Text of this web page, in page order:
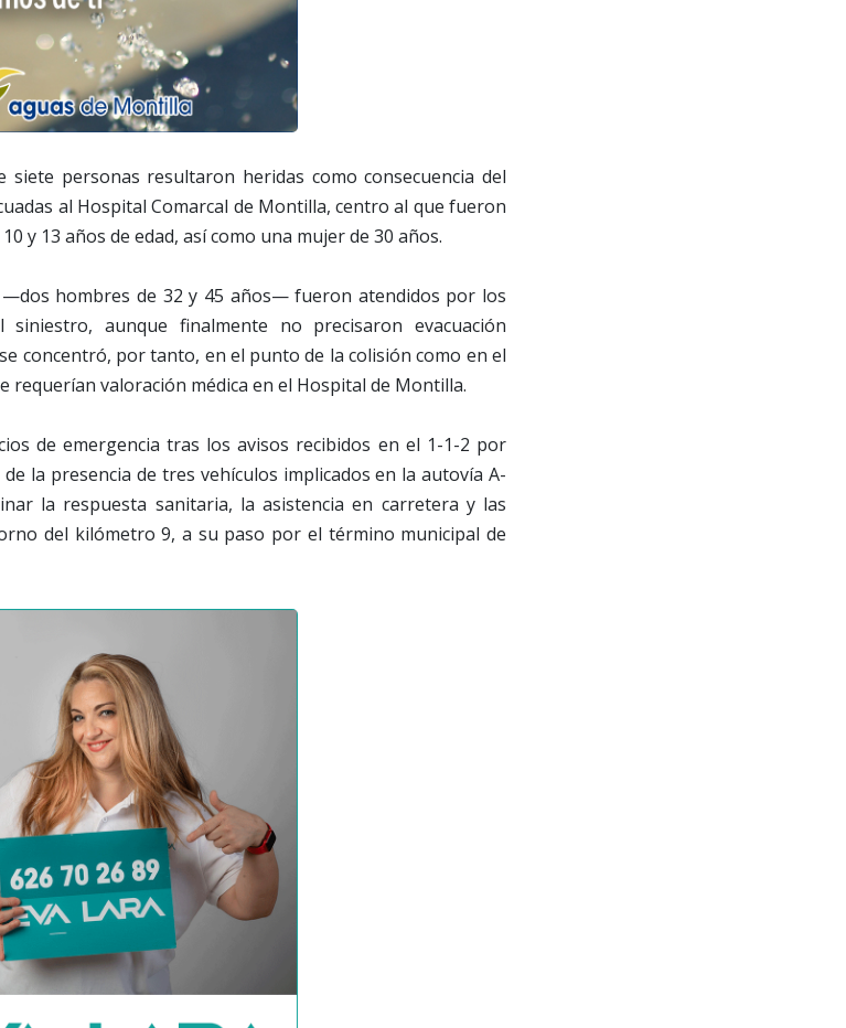
siete personas resultaron heridas como consecuencia del
al Hospital Comarcal de Montilla, centro al que fueron
y 13 años de edad, así como una mujer de 30 años.
hombres de 32 y 45 años— fueron atendidos por los
aunque finalmente no precisaron evacuación
concentró, por tanto, en el punto de la colisión como en el
requerían valoración médica en el Hospital de Montilla.
de emergencia tras los avisos recibidos en el 1-1-2 por
la presencia de tres vehículos implicados en la autovía A-
la respuesta sanitaria, la asistencia en carretera y las
del kilómetro 9, a su paso por el término municipal de